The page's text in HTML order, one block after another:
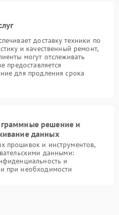
доставку техники по
и качественный ремонт,
могут отслеживать
предоставляется
для продления срока
решение и
данных
прошивок и инструментов,
данными:
и
при необходимости